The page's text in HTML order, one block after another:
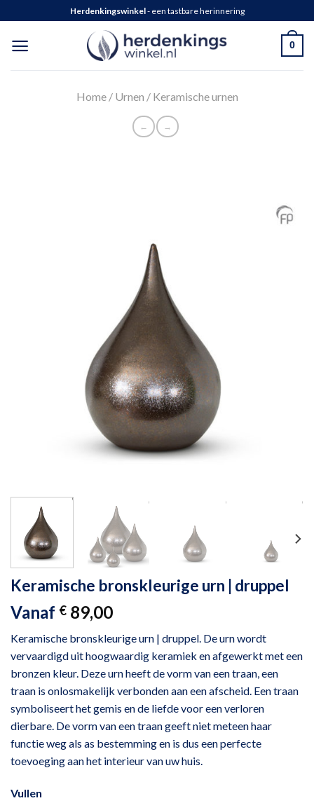
Herdenkingswinkel- een tastbare herinnering
0
Home/ Urnen / Keramische urnen
← →
Keramische bronskleurige urn | druppel
Vanaf € 89,00
Keramische bronskleurige urn | druppel. De urn wordt
vervaardigd uit hoogwaardig keramiek en afgewerkt met een
bronzen kleur. Deze urn heeft de vorm van een traan, een
traan is onlosmakelijk verbonden aan een afscheid. Een traan
symboliseert het gemis en de liefde voor een verloren
dierbare. De vorm van een traan geeft niet meteen haar
functie weg als as bestemming en is dus een perfecte
toevoeging aan het interieur van uw huis.
Vullen